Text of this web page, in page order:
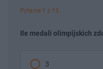
Pytanie 1 z 15
Ile medali olimpijskich
3